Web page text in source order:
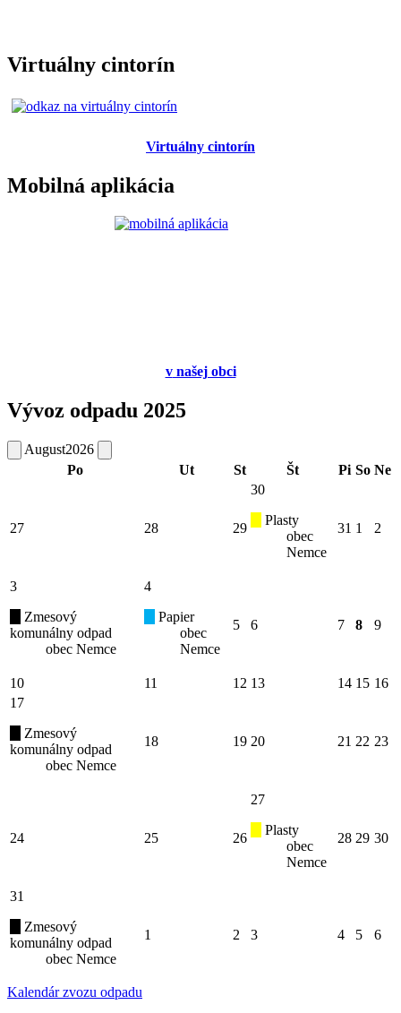
Virtuálny cintorín
Virtuálny cintorín
Mobilná aplikácia
vnašej obci
Vývoz odpadu 2025
August2026
Po
Ut St Št Pi So Ne
27 28 29
30
Plasty
obec
Nemce
31 1 2
3
Zmesový
komunálny odpad
obec Nemce
4
Papier
obec
Nemce
5 6 7 8 9
10 11 12 13 14 15 16
17
Zmesový
komunálny odpad
obec Nemce
18 19 20 21 22 23
24 25 26
27
Plasty
obec
Nemce
28 29 30
31
Zmesový
komunálny odpad
obec Nemce
1 2 3 4 5 6
Kalendár zvozu odpadu